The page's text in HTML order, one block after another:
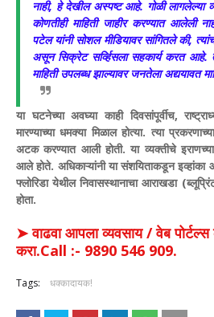
नाही, हे देखील अस्पष्ट आहे. गोळी लागलेल्या
कोणतीही माहिती जाहीर करण्यात आलेली
पटेल यांनी सोशल मीडियावर सांगितले की,
असून सिक्रेट सर्व्हिसला सहकार्य करत आहे.
माहिती उपलब्ध झाल्यावर जनतेला अद्ययावत
या घटनेच्या अवघ्या काही दिवसांपूर्वीच,
मारण्याच्या धमक्या मिळाल होत्या. त्या
अटक करण्यात आली होती. या व्यक्तीचे
आले होते. अधिकाऱ्यांनी या संशयिताकडून
फ्लोरिडा येथील निवासस्थानाचा आराखडा
होता.
➤ वाढवा आपला व्यवसाय / वेब
करा.Call :- 9890 546 909.
Tags: धक्कादायक!